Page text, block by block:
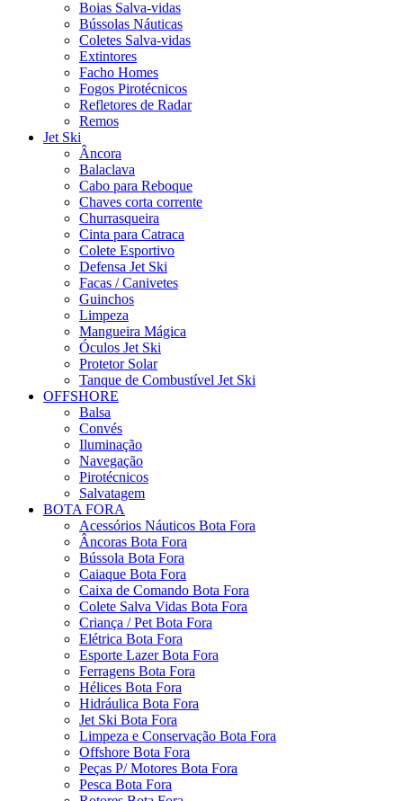
Boias Salva-vidas
Bússolas Náuticas
Coletes Salva-vidas
Extintores
Facho Homes
Fogos Pirotécnicos
Refletores de Radar
Remos
Jet Ski
Âncora
Balaclava
Cabo para Reboque
Chaves corta corrente
Churrasqueira
Cinta para Catraca
Colete Esportivo
Defensa Jet Ski
Facas / Canivetes
Guinchos
Limpeza
Mangueira Mágica
Óculos Jet Ski
Protetor Solar
Tanque de Combustível Jet Ski
OFFSHORE
Balsa
Convés
Iluminação
Navegação
Pirotécnicos
Salvatagem
BOTA FORA
Acessórios Náuticos Bota Fora
Âncoras Bota Fora
Bússola Bota Fora
Caiaque Bota Fora
Caixa de Comando Bota Fora
Colete Salva Vidas Bota Fora
Criança / Pet Bota Fora
Elétrica Bota Fora
Esporte Lazer Bota Fora
Ferragens Bota Fora
Hélices Bota Fora
Hidráulica Bota Fora
Jet Ski Bota Fora
Limpeza e Conservação Bota Fora
Offshore Bota Fora
Peças P/ Motores Bota Fora
Pesca Bota Fora